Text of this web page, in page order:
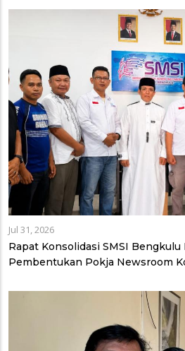
Jul 31, 2026
Rapat Konsolidasi SMSI
Pembentukan Pokja Newsroom